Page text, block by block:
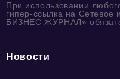
При использовании
гипер-ссылка на
БИЗНЕС ЖУРНАЛ»
Новости